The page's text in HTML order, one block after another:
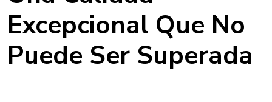
Excepcional Que No
Puede Ser Superada